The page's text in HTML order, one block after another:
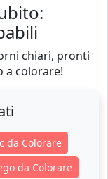
chiari, pronti
a colorare!
da Colorare
da Colorare